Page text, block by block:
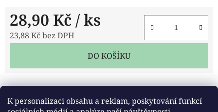
K personalizaci obsahu a reklam, poskytování funkcí
28,90 Kč / ks
23,88 Kč bez DPH
DO KOŠÍKU